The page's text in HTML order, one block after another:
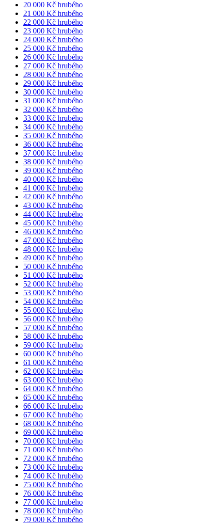
20 000 Kč hrubého
21 000 Kč hrubého
22 000 Kč hrubého
23 000 Kč hrubého
24 000 Kč hrubého
25 000 Kč hrubého
26 000 Kč hrubého
27 000 Kč hrubého
28 000 Kč hrubého
29 000 Kč hrubého
30 000 Kč hrubého
31 000 Kč hrubého
32 000 Kč hrubého
33 000 Kč hrubého
34 000 Kč hrubého
35 000 Kč hrubého
36 000 Kč hrubého
37 000 Kč hrubého
38 000 Kč hrubého
39 000 Kč hrubého
40 000 Kč hrubého
41 000 Kč hrubého
42 000 Kč hrubého
43 000 Kč hrubého
44 000 Kč hrubého
45 000 Kč hrubého
46 000 Kč hrubého
47 000 Kč hrubého
48 000 Kč hrubého
49 000 Kč hrubého
50 000 Kč hrubého
51 000 Kč hrubého
52 000 Kč hrubého
53 000 Kč hrubého
54 000 Kč hrubého
55 000 Kč hrubého
56 000 Kč hrubého
57 000 Kč hrubého
58 000 Kč hrubého
59 000 Kč hrubého
60 000 Kč hrubého
61 000 Kč hrubého
62 000 Kč hrubého
63 000 Kč hrubého
64 000 Kč hrubého
65 000 Kč hrubého
66 000 Kč hrubého
67 000 Kč hrubého
68 000 Kč hrubého
69 000 Kč hrubého
70 000 Kč hrubého
71 000 Kč hrubého
72 000 Kč hrubého
73 000 Kč hrubého
74 000 Kč hrubého
75 000 Kč hrubého
76 000 Kč hrubého
77 000 Kč hrubého
78 000 Kč hrubého
79 000 Kč hrubého